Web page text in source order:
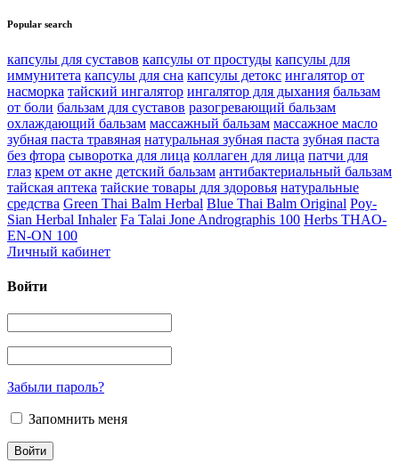
Popular search
капсулы для суставов капсулы от простуды капсулы для
иммунитета капсулы для сна капсулы детокс ингалятор от
насморка тайский ингалятор ингалятор для дыхания бальзам
от боли бальзам для суставов разогревающий бальзам
охлаждающий бальзам массажный бальзам массажное масло
зубная паста травяная натуральная зубная паста зубная паста
без фтора сыворотка для лица коллаген для лица патчи для
глаз крем от акне детский бальзам антибактериальный бальзам
тайская аптека тайские товары для здоровья натуральные
средства Green Thai Balm Herbal Blue Thai Balm Original Poy-
Sian Herbal Inhaler Fa Talai Jone Andrographis 100 Herbs THAO-
EN-ON 100
Личный кабинет
Войти
Забыли пароль?
Запомнить меня